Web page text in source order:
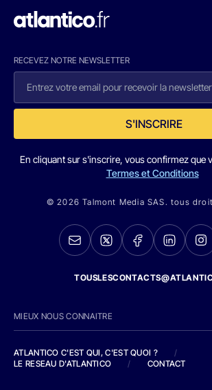
RECEVEZ NOTRE NEWSLETTER
S'INSCRIRE
En cliquant sur s'inscrire, vous confirmez que
Termes et Conditions
© 2026 Talmont Media SAS. tous
MIEUX NOUS CONNAITRE
ATLANTICO C'EST QUI, C'EST QUOI ?
/
LE RESEAU D'ATLANTICO
/ CONTACT